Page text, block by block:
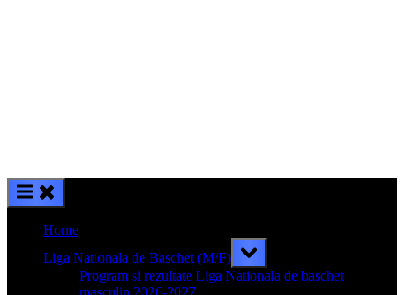
Home
Liga Nationala de Baschet (M/F)
Toggle
sub-
menu
Program si rezultate Liga Nationala de baschet
masculin 2026-2027